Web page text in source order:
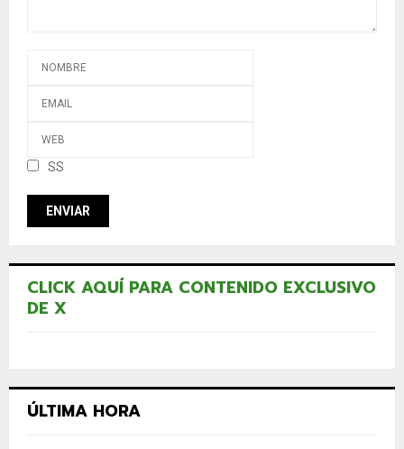
SS
CLICK AQUÍ PARA CONTENIDO EXCLUSIVO
DE X
ÚLTIMA HORA